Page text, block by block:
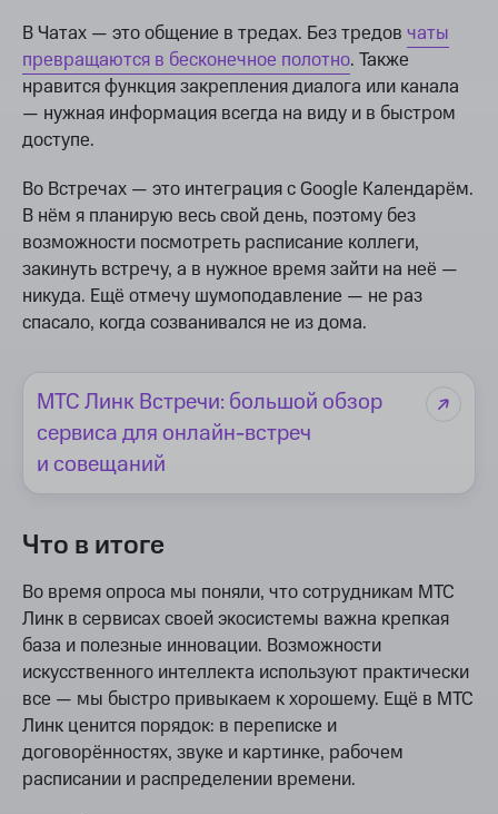
В Чатах — это общение в тредах. Без тредов чаты
превращаются в бесконечное полотно. Также
нравится функция закрепления диалога или канала
— нужная информация всегда на виду и в быстром
доступе.
Во Встречах — это интеграция с Google Календарём.
В нём я планирую весь свой день, поэтому без
возможности посмотреть расписание коллеги,
закинуть встречу, а в нужное время зайти на неё —
никуда. Ещё отмечу шумоподавление — не раз
спасало, когда созванивался не из дома.
МТС Линк Встречи: большой обзор
сервиса для онлайн-встреч
и совещаний
Что в итоге
Во время опроса мы поняли, что сотрудникам МТС
Линк в сервисах своей экосистемы важна крепкая
база и полезные инновации. Возможности
искусственного интеллекта используют практически
все — мы быстро привыкаем к хорошему. Ещё в МТС
Линк ценится порядок: в переписке и
договорённостях, звуке и картинке, рабочем
расписании и распределении времени.